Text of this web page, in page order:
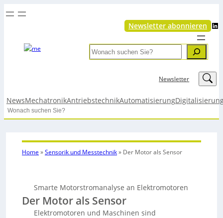
Newsletter abonnieren LinkedIn
Search
Newsletter LinkedIn
NewsMechatronikAntriebstechnikAutomatisierung
Search
Home »Sensorik und Messtechnik» Der Motor als Sensor
Smarte Motorstromanalyse an Elektromotoren
Der Motor als Sensor
Elektromotoren und Maschinen sind